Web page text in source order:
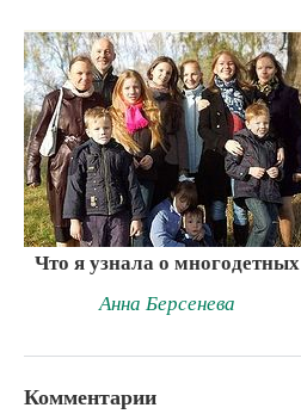
Что я узнала о многодетных
Анна Берсенева
Комментарии